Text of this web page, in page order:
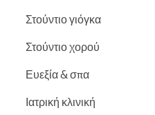
Στούντιο γιόγκα
Στούντιο χορού
Ευεξία & σπα
Ιατρική κλινική